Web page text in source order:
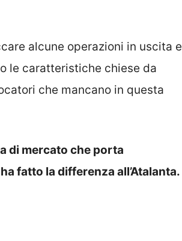
alcune operazioni in uscita e
le caratteristiche chiese da
che mancano in questa
di mercato che porta
fatto la differenza all’Atalanta.